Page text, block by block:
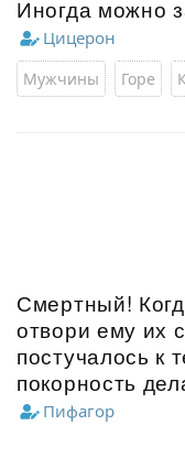
Иногда можно
Цицерон
Мужчины Горе
Смертный!
отвори ему их
постучалось к
покорность
Пифагор